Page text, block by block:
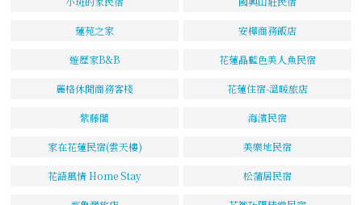
蓮苑之家 安樺商務飯店
遊歷家B&B 花蓮晶藍色美人魚民宿
麗格休閒商務客棧 花蓮住宿-溫暖旅店
紫藤閣 海濱民宿
家在花蓮民宿(雲天樓) 美樂地民宿
花語風情 Home Stay 松蒲居民宿